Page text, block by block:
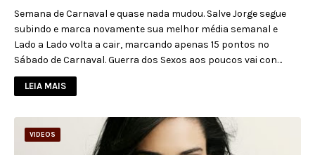
Semana de Carnaval e quase nada mudou. Salve Jorge segue
subindo e marca novamente sua melhor média semanal e
Lado a Lado volta a cair, marcando apenas 15 pontos no
Sábado de Carnaval. Guerra dos Sexos aos poucos vai con…
LEIA MAIS
VIDEOS